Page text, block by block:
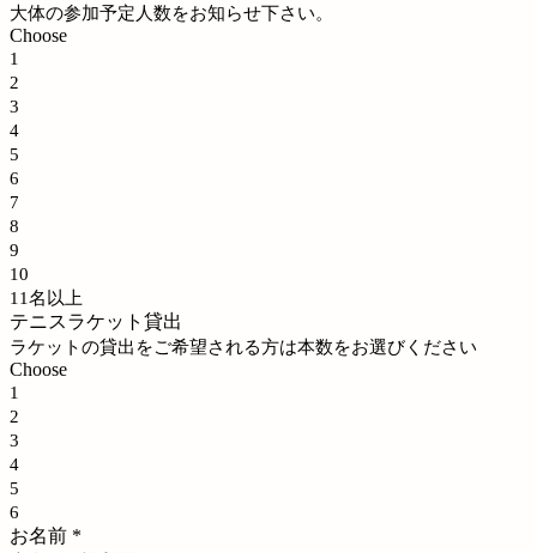
大体の参加予定人数をお知らせ下さい。
Choose
1
2
3
4
5
6
7
8
9
10
11名以上
テニスラケット貸出
ラケットの貸出をご希望される方は本数をお選びください
Choose
1
2
3
4
5
6
お名前 *